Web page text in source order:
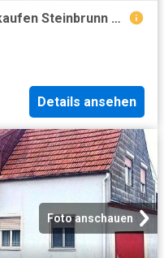
Haus 3 Schlafzimmer Zu Verkaufen Steinbrunn AUT 99000 ES103802441
Details ansehen
Foto anschauen